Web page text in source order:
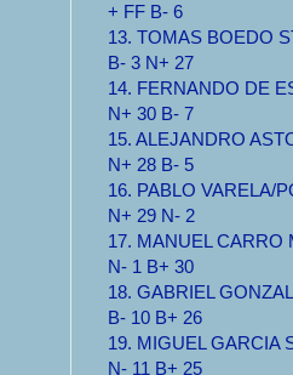
+ FF B- 6
13. TOMAS BOEDO
B- 3 N+ 27
14. FERNANDO DE
N+ 30 B- 7
15. ALEJANDRO
N+ 28 B- 5
16. PABLO VARELA/
N+ 29 N- 2
17. MANUEL CARRO
N- 1 B+ 30
18. GABRIEL
B- 10 B+ 26
19. MIGUEL GARCIA
N- 11 B+ 25